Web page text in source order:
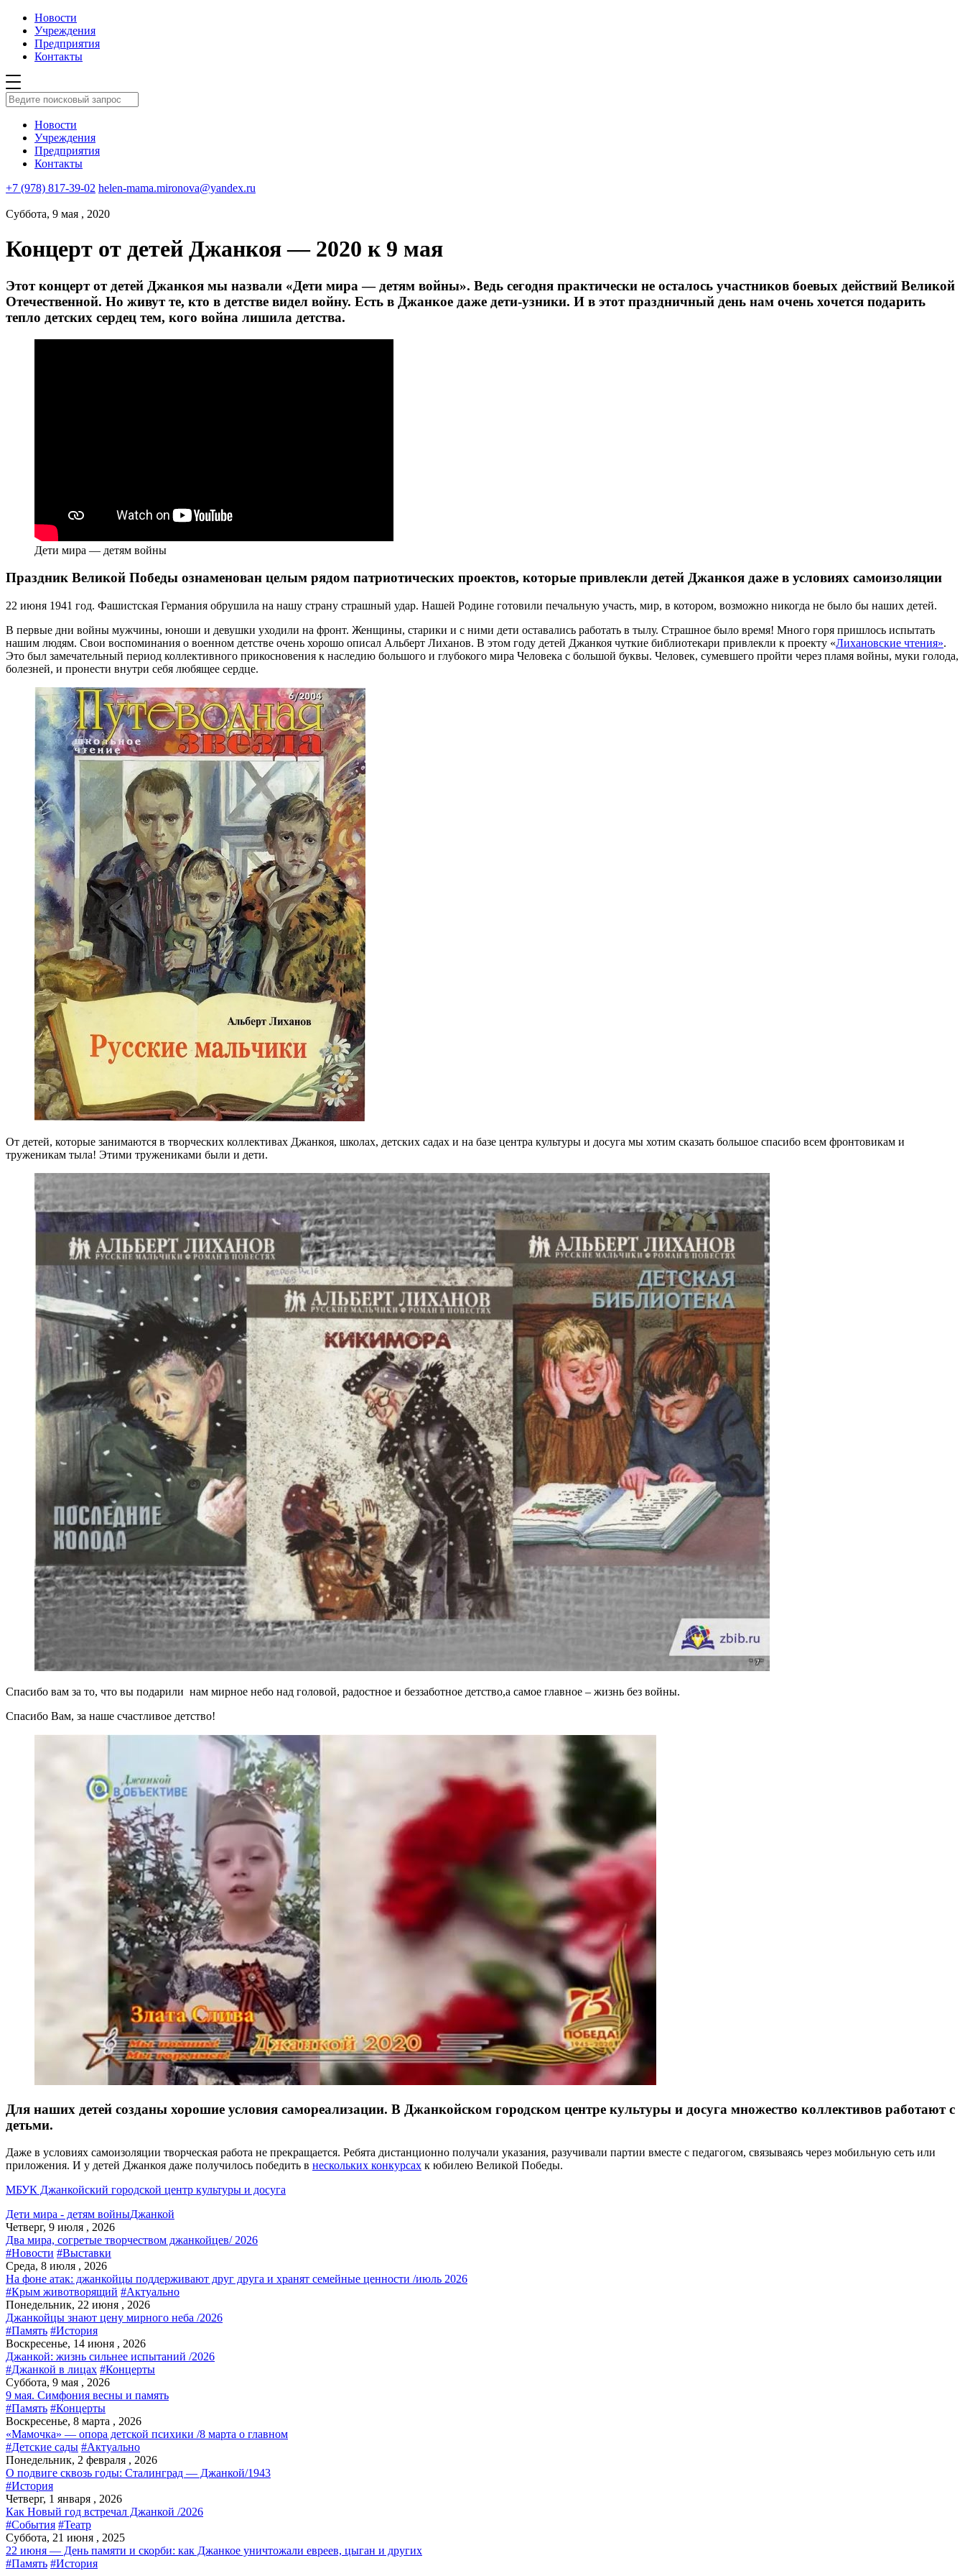
Новости
Учреждения
Предприятия
Контакты
Новости
Учреждения
Предприятия
Контакты
+7 (978) 817-39-02 helen-mama.mironova@yandex.ru
Суббота, 9 мая , 2020
Концерт от детей Джанкоя — 2020 к 9 мая
Этот концерт от детей Джанкоя мы назвали «Дети мира — детям войны». Ведь сегодня практически не осталось участников боевых действий Великой
Отечественной. Но живут те, кто в детстве видел войну. Есть в Джанкое даже дети-узники. И в этот праздничный день нам очень хочется подарить
тепло детских сердец тем, кого война лишила детства.
Дети мира — детям войны
Праздник Великой Победы ознаменован целым рядом патриотических проектов, которые привлекли детей Джанкоя даже в условиях самоизоляции
22 июня 1941 год. Фашистская Германия обрушила на нашу страну страшный удар. Нашей Родине готовили печальную участь, мир, в котором, возможно никогда не было бы наших детей.
В первые дни войны мужчины, юноши и девушки уходили на фронт. Женщины, старики и с ними дети оставались работать в тылу. Страшное было время! Много горя пришлось испытать
нашим людям. Свои воспоминания о военном детстве очень хорошо описал Альберт Лиханов. В этом году детей Джанкоя чуткие библиотекари привлекли к проекту «Лихановские чтения».
Это был замечательный период коллективного прикосновения к наследию большого и глубокого мира Человека с большой буквы. Человек, сумевшего пройти через пламя войны, муки голода,
болезней, и пронести внутри себя любящее сердце.
От детей, которые занимаются в творческих коллективах Джанкоя, школах, детских садах и на базе центра культуры и досуга мы хотим сказать большое спасибо всем фронтовикам и
труженикам тыла! Этими тружениками были и дети.
Спасибо вам за то, что вы подарили нам мирное небо над головой, радостное и беззаботное детство,а самое главное – жизнь без войны.
Спасибо Вам, за наше счастливое детство!
Для наших детей созданы хорошие условия самореализации. В Джанкойском городском центре культуры и досуга множество коллективов работают с
детьми.
Даже в условиях самоизоляции творческая работа не прекращается. Ребята дистанционно получали указания, разучивали партии вместе с педагогом, связываясь через мобильную сеть или
приложения. И у детей Джанкоя даже получилось победить в нескольких конкурсах к юбилею Великой Победы.
МБУК Джанкойский городской центр культуры и досуга
Дети мира - детям войныДжанкой
Четверг, 9 июля , 2026
Два мира, согретые творчеством джанкойцев/ 2026
#Новости #Выставки
Среда, 8 июля , 2026
На фоне атак: джанкойцы поддерживают друг друга и хранят семейные ценности /июль 2026
#Крым животворящий #Актуально
Понедельник, 22 июня , 2026
Джанкойцы знают цену мирного неба /2026
#Память #История
Воскресенье, 14 июня , 2026
Джанкой: жизнь сильнее испытаний /2026
#Джанкой в лицах #Концерты
Суббота, 9 мая , 2026
9 мая. Симфония весны и память
#Память #Концерты
Воскресенье, 8 марта , 2026
«Мамочка» — опора детской психики /8 марта о главном
#Детские сады #Актуально
Понедельник, 2 февраля , 2026
О подвиге сквозь годы: Сталинград — Джанкой/1943
#История
Четверг, 1 января , 2026
Как Новый год встречал Джанкой /2026
#События #Театр
Суббота, 21 июня , 2025
22 июня — День памяти и скорби: как Джанкое уничтожали евреев, цыган и других
#Память #История